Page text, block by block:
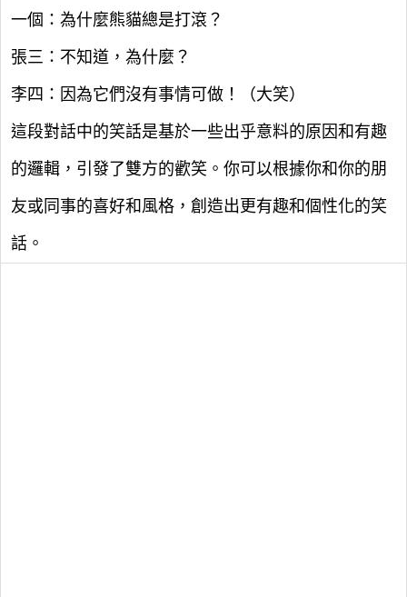
一個：為什麼熊貓總是打滾？
張三：不知道，為什麼？
李四：因為它們沒有事情可做！（大笑）
這段對話中的笑話是基於一些出乎意料的原因和有趣
的邏輯，引發了雙方的歡笑。你可以根據你和你的朋
友或同事的喜好和風格，創造出更有趣和個性化的笑
話。